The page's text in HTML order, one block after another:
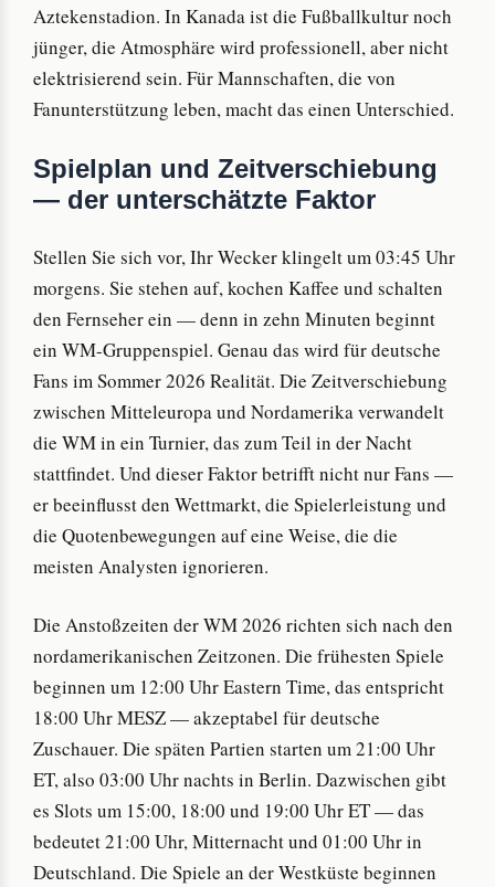
Aztekenstadion. In Kanada ist die Fußballkultur noch
jünger, die Atmosphäre wird professionell, aber nicht
elektrisierend sein. Für Mannschaften, die von
Fanunterstützung leben, macht das einen Unterschied.
Spielplan und Zeitverschiebung
— der unterschätzte Faktor
Stellen Sie sich vor, Ihr Wecker klingelt um 03:45 Uhr
morgens. Sie stehen auf, kochen Kaffee und schalten
den Fernseher ein — denn in zehn Minuten beginnt
ein WM-Gruppenspiel. Genau das wird für deutsche
Fans im Sommer 2026 Realität. Die Zeitverschiebung
zwischen Mitteleuropa und Nordamerika verwandelt
die WM in ein Turnier, das zum Teil in der Nacht
stattfindet. Und dieser Faktor betrifft nicht nur Fans —
er beeinflusst den Wettmarkt, die Spielerleistung und
die Quotenbewegungen auf eine Weise, die die
meisten Analysten ignorieren.
Die Anstoßzeiten der WM 2026 richten sich nach den
nordamerikanischen Zeitzonen. Die frühesten Spiele
beginnen um 12:00 Uhr Eastern Time, das entspricht
18:00 Uhr MESZ — akzeptabel für deutsche
Zuschauer. Die späten Partien starten um 21:00 Uhr
ET, also 03:00 Uhr nachts in Berlin. Dazwischen gibt
es Slots um 15:00, 18:00 und 19:00 Uhr ET — das
bedeutet 21:00 Uhr, Mitternacht und 01:00 Uhr in
Deutschland. Die Spiele an der Westküste beginnen